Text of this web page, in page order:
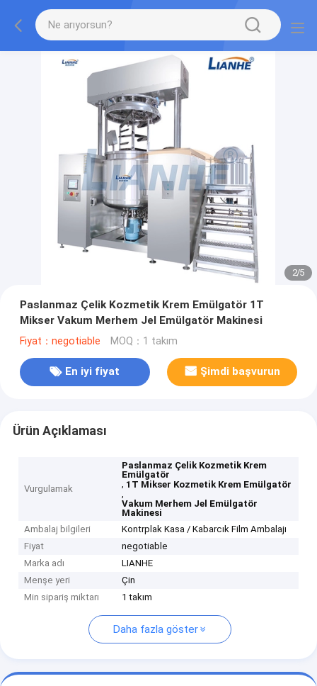
2/5
Paslanmaz Çelik Kozmetik Krem Emülgatör 1T
Mikser Vakum Merhem Jel Emülgatör Makinesi
Fiyat：negotiable MOQ：1 takım
En iyi fiyat Şimdi başvurun
Ürün Açıklaması
Vurgulamak
Paslanmaz Çelik Kozmetik Krem
Emülgatör
, 1T Mikser Kozmetik Krem Emülgatör
,
Vakum Merhem Jel Emülgatör
Makinesi
Ambalaj bilgileri
Kontrplak Kasa / Kabarcık Film Ambalajı
Fiyat
negotiable
Marka adı
LIANHE
Menşe yeri
Çin
Min sipariş miktarı
1 takım
Daha fazla göster